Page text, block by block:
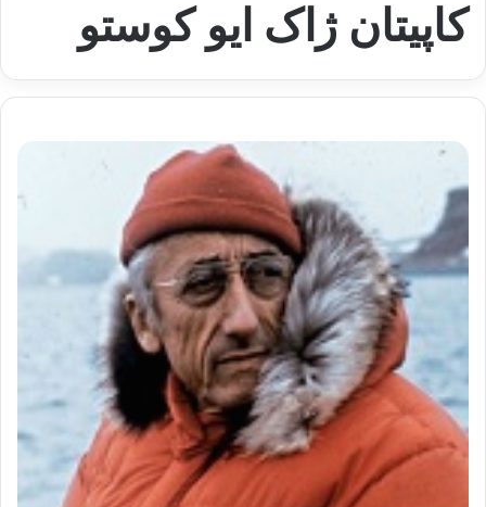
کاپیتان ژاک ایو کوستو